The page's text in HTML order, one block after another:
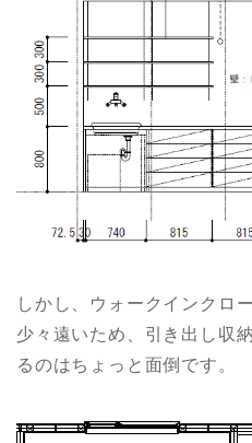
しかし、ウォークインクロ
少々遠いため、引き出し収
るのはちょっと面倒です。